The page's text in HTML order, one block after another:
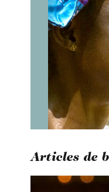
Articles de